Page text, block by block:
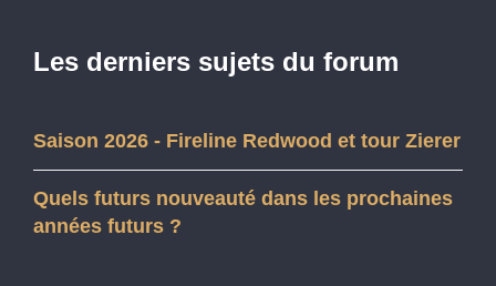
Les derniers sujets du forum
Saison 2026 - Fireline Redwood et tour Zierer
Quels futurs nouveauté dans les prochaines
années futurs ?